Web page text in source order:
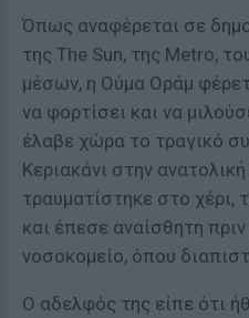
Όπως αναφέρεται σε
της The Sun, της Metro,
μέσων, η Ούμα Οράμ
να φορτίσει και να
έλαβε χώρα το τραγικό
Κεριακάνι στην
τραυματίστηκε στο χέρι,
και έπεσε αναίσθητη
νοσοκομείο, όπου
Ο αδελφός της είπε ότι